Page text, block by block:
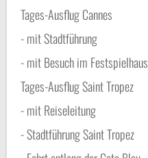
Tages-Ausflug Cannes
- mit Stadtführung
- mit Besuch im Festspielhaus
Tages-Ausflug Saint Tropez
- mit Reiseleitung
- Stadtführung Saint Tropez